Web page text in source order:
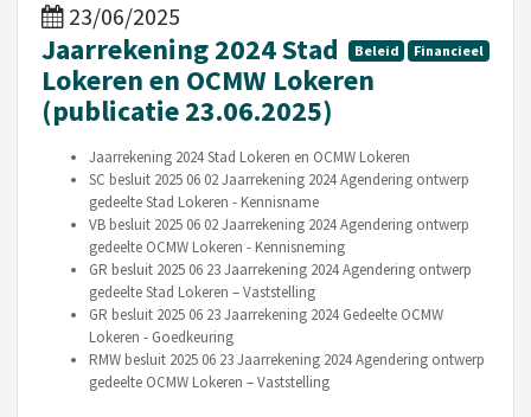
23/06/2025
Beleid Financieel
Jaarrekening 2024 Stad
Lokeren en OCMW Lokeren
(publicatie 23.06.2025)
Jaarrekening 2024 Stad Lokeren en OCMW Lokeren
SC besluit 2025 06 02 Jaarrekening 2024 Agendering ontwerp
gedeelte Stad Lokeren - Kennisname
VB besluit 2025 06 02 Jaarrekening 2024 Agendering ontwerp
gedeelte OCMW Lokeren - Kennisneming
GR besluit 2025 06 23 Jaarrekening 2024 Agendering ontwerp
gedeelte Stad Lokeren – Vaststelling
GR besluit 2025 06 23 Jaarrekening 2024 Gedeelte OCMW
Lokeren - Goedkeuring
RMW besluit 2025 06 23 Jaarrekening 2024 Agendering ontwerp
gedeelte OCMW Lokeren – Vaststelling